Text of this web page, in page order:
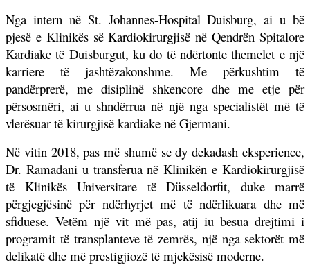
Nga intern në St. Johannes-Hospital Duisburg, ai u bë
pjesë e Klinikës së Kardiokirurgjisë në Qendrën Spitalore
Kardiake të Duisburgut, ku do të ndërtonte themelet e një
karriere të jashtëzakonshme. Me përkushtim të
pandërprerë, me disiplinë shkencore dhe me etje për
përsosmëri, ai u shndërrua në një nga specialistët më të
vlerësuar të kirurgjisë kardiake në Gjermani.
Në vitin 2018, pas më shumë se dy dekadash eksperience,
Dr. Ramadani u transferua në Klinikën e Kardiokirurgjisë
të Klinikës Universitare të Düsseldorfit, duke marrë
përgjegjësinë për ndërhyrjet më të ndërlikuara dhe më
sfiduese. Vetëm një vit më pas, atij iu besua drejtimi i
programit të transplanteve të zemrës, një nga sektorët më
delikatë dhe më prestigjiozë të mjekësisë moderne.